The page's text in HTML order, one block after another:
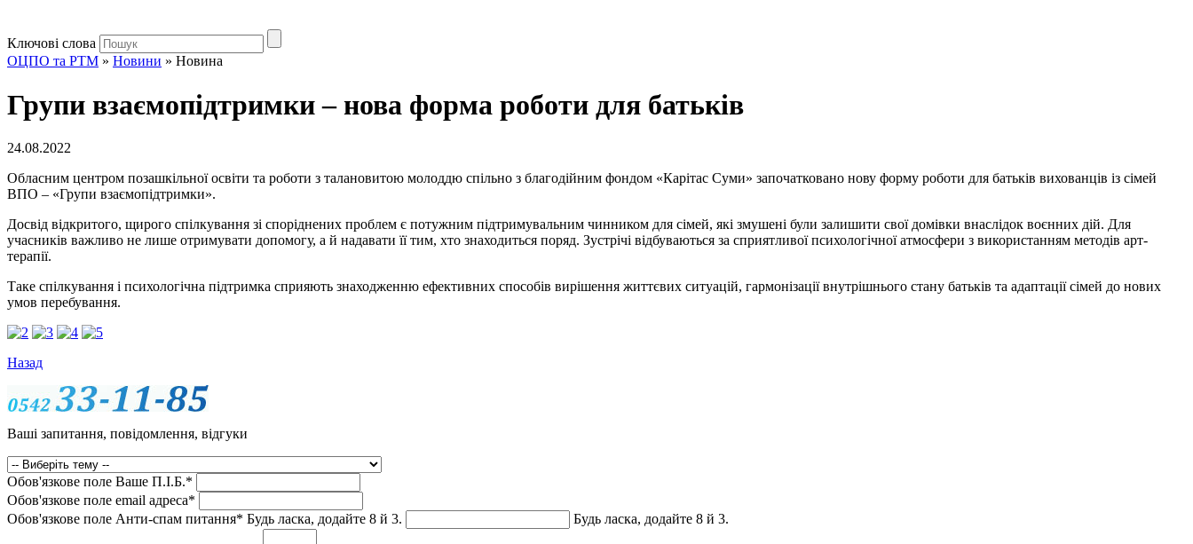
Ключові слова
ОЦПО та РТМ » Новини » Новина
Групи взаємопідтримки – нова форма роботи для батьків
24.08.2022
Обласним центром позашкільної освіти та роботи з талановитою молоддю спільно з благодійним фондом «Карітас Суми» започатковано нову форму роботи для батьків вихованців із сімей
ВПО – «Групи взаємопідтримки».
Досвід відкритого, щирого спілкування зі споріднених проблем є потужним підтримувальним чинником для сімей, які змушені були залишити свої домівки внаслідок воєнних дій. Для
учасників важливо не лише отримувати допомогу, а й надавати її тим, хто знаходиться поряд. Зустрічі відбуваються за сприятливої психологічної атмосфери з використанням методів арт-
терапії.
Таке спілкування і психологічна підтримка сприяють знаходженню ефективних способів вирішення життєвих ситуацій, гармонізації внутрішнього стану батьків та адаптації сімей до нових
умов перебування.
Назад
Ваші запитання, повідомлення, відгуки
Обов'язкове поле Ваше П.I.Б.*
Обов'язкове поле email адреса*
Обов'язкове поле Анти-спам питання* Будь ласка, додайте 8 й 3. Будь ласка, додайте 8 й 3.